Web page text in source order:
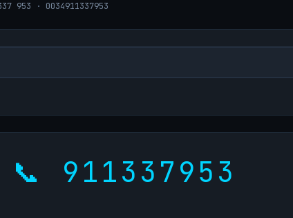
953 · 0034911337953
📞 911337953